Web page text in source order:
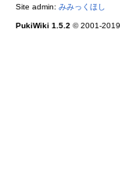
Site admin: みみっくほし
PukiWiki 1.5.2 © 2001-2019